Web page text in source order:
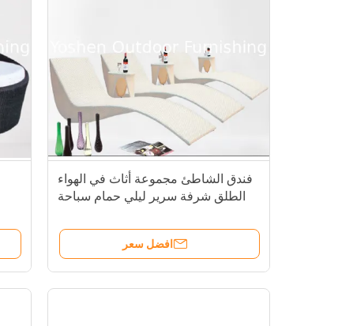
فندق الشاطئ مجموعة أثاث في الهواء
الطلق شرفة سرير ليلي حمام سباحة
افضل سعر